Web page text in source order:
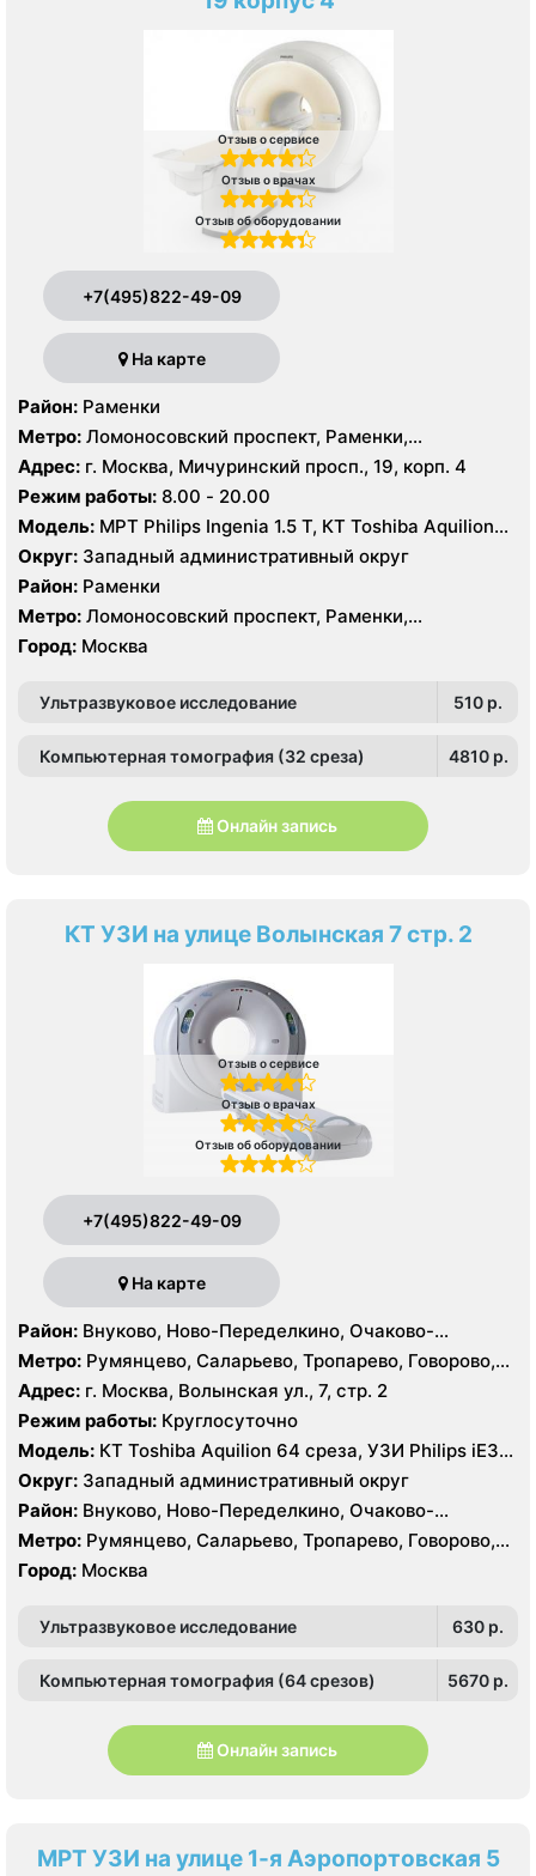
Отзыв о сервисе
Отзыв о врачах
Отзыв об оборудовании
+7(495)822-49-09
На карте
Район: Раменки
Метро: Ломоносовский проспект, Раменки,
Мичуринский проспект
Адрес: г. Москва, Мичуринский просп., 19, корп. 4
Режим работы: 8.00 - 20.00
Модель: МРТ Philips Ingenia 1.5 T, КТ Toshiba Aquilion
32 среза, УЗИ GE Logiq-9, Philips iU22
Округ: Западный административный округ
Район: Раменки
Метро: Ломоносовский проспект, Раменки,
Мичуринский проспект
Город: Москва
Ультразвуковое исследование 510 p.
Компьютерная томография (32 среза) 4810 p.
Онлайн запись
КТ УЗИ на улице Волынская 7 стр. 2
Отзыв о сервисе
Отзыв о врачах
Отзыв об оборудовании
+7(495)822-49-09
На карте
Район: Внуково, Ново-Переделкино, Очаково-
Матвеевское, Проспект Вернадского, Солнцево,
Тропарёво-Никулино
Метро: Румянцево, Саларьево, Тропарево, Говорово,
Рассказовка, Солнцево, Филатов Луг, Боровское
шоссе
Адрес: г. Москва, Волынская ул., 7, стр. 2
Режим работы: Круглосуточно
Модель: КТ Toshiba Aquilion 64 среза, УЗИ Philips iE33,
GE Logiq P6, Medison MySono U5
Округ: Западный административный округ
Район: Внуково, Ново-Переделкино, Очаково-
Матвеевское, Проспект Вернадского, Солнцево,
Тропарёво-Никулино
Метро: Румянцево, Саларьево, Тропарево, Говорово,
Рассказовка, Солнцево, Филатов Луг, Боровское
шоссе
Город: Москва
Ультразвуковое исследование 630 p.
Компьютерная томография (64 срезов) 5670 p.
Онлайн запись
МРТ УЗИ на улице 1-я Аэропортовская 5